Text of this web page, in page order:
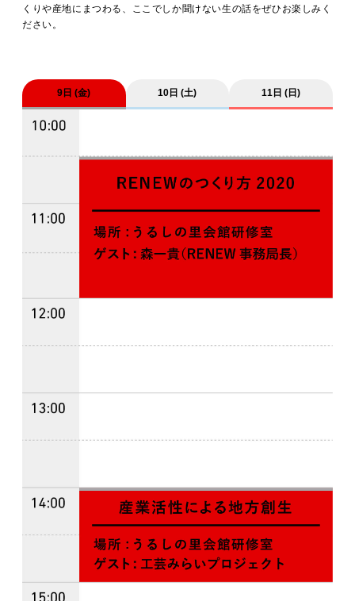
MOVIE
ACCESS / STAY
くりや産地にまつわる、ここでしか聞けない生の話をぜひお楽しみく
ださい。
9日 (金) 10日 (土) 11日 (日)